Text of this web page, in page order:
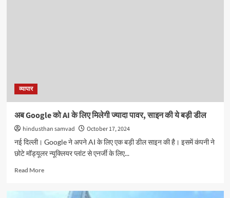
व्यापार
अब Google को AI के लिए मिलेगी ज्यादा पावर, साइन की ये बड़ी डील
hindusthan samvad
October 17, 2024
नई दिल्ली। Google ने अपने AI के लिए एक बड़ी डील साइन की है। इसमें कंपनी ने
छोटे मॉड्यूलर न्यूक्लियर प्लांट से एनर्जी के लिए...
Read MoreRead